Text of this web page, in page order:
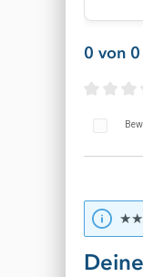
Arzt
0 von